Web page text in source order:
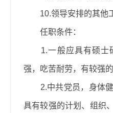
10.领导安排的其他
任职条件：
1.一般应具有硕士
强，吃苦耐劳，有较强
2.中共党员，身体健
具有较强的计划、组织